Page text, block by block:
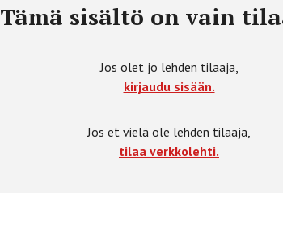
Tämä sisältö on vain
Jos olet jo lehden tilaaja,
kirjaudu sisään.
Jos et vielä ole lehden tilaaja,
tilaa verkkolehti.